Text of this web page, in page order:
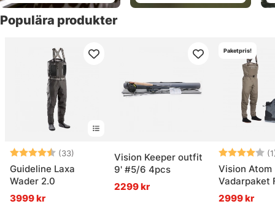
Populära produkter
Betyg: (33)
4.6 utav 5 stjärnor
Guideline Laxa
Wader 2.0
3999 kr
Vision Keeper outfit
9' #5/6 4pcs
2299 kr
Paketpris!
Betyg:
Vision Atom
Vadarpaket
2999 kr